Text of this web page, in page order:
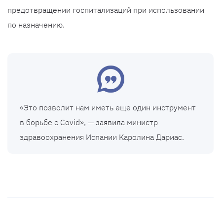
предотвращении госпитализаций при использовании
по назначению.
«Это позволит нам иметь еще один инструмент
в борьбе с Covid», — заявила министр
здравоохранения Испании Каролина Дариас.